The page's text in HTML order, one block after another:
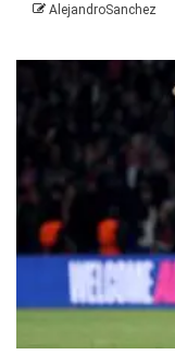
AlejandroSanchez